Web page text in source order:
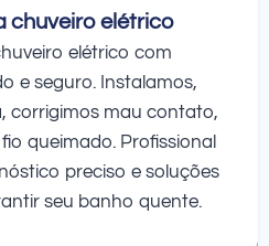
chuveiro elétrico
elétrico com
e seguro. Instalamos,
corrigimos mau contato,
queimado. Profissional
preciso e soluções
seu banho quente.